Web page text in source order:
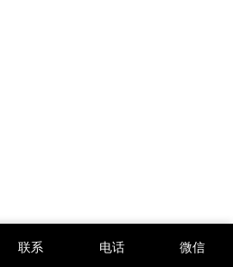
联系 电话 微信